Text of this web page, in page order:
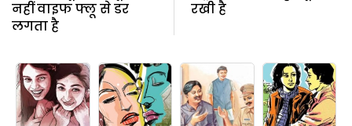
नहीं वाइफ फ्लू से डर
लगता है
रखी है